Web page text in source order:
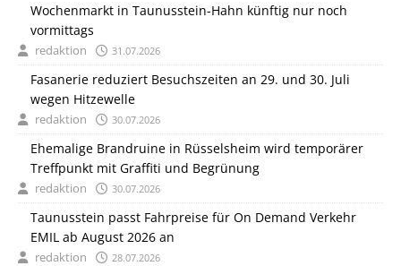
Wochenmarkt in Taunusstein-Hahn künftig nur noch
vormittags
redaktion 31.07.2026
Fasanerie reduziert Besuchszeiten an 29. und 30. Juli
wegen Hitzewelle
redaktion 30.07.2026
Ehemalige Brandruine in Rüsselsheim wird temporärer
Treffpunkt mit Graffiti und Begrünung
redaktion 30.07.2026
Taunusstein passt Fahrpreise für On Demand Verkehr
EMIL ab August 2026 an
redaktion 28.07.2026